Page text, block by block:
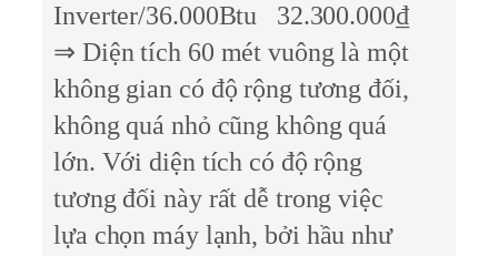
Inverter/36.000Btu 32.300.000₫
⇒ Diện tích 60 mét vuông là một
không gian có độ rộng tương đối,
không quá nhỏ cũng không quá
lớn. Với diện tích có độ rộng
tương đối này rất dễ trong việc
lựa chọn máy lạnh, bởi hầu như